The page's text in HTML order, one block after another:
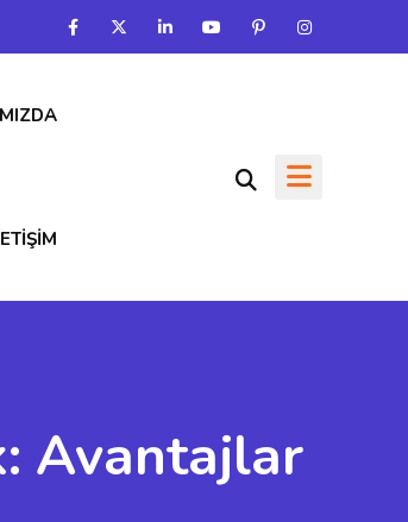
Avantajlar